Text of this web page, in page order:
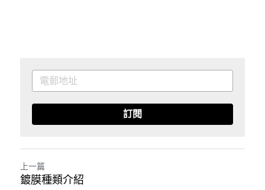
訂閱
上一篇
鍍膜種類介紹